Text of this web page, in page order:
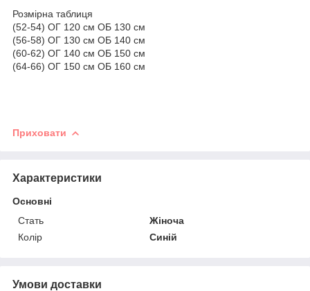
Розмірна таблиця
(52-54) ОГ 120 см ОБ 130 см
(56-58) ОГ 130 см ОБ 140 см
(60-62) ОГ 140 см ОБ 150 см
(64-66) ОГ 150 см ОБ 160 см
Приховати
Характеристики
Основні
Стать
Жіноча
Колір
Синій
Умови доставки